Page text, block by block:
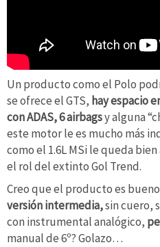
Un producto como el Polo
se ofrece el GTS, hay espacio
con ADAS, 6 airbagsy alguna
este motor le es mucho más
como el 1.6L MSi le queda
el rol del extinto Gol Trend.
Creo que el producto es
versión intermedia,sin cuero,
con instrumental analógico,
manual de 6º? Golazo…